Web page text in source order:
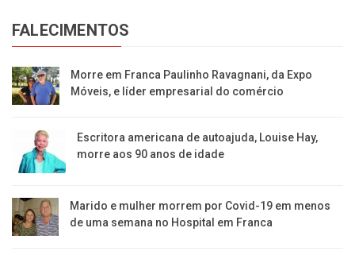
FALECIMENTOS
Morre em Franca Paulinho Ravagnani, da Expo
Móveis, e líder empresarial do comércio
Escritora americana de autoajuda, Louise Hay,
morre aos 90 anos de idade
Marido e mulher morrem por Covid-19 em menos
de uma semana no Hospital em Franca